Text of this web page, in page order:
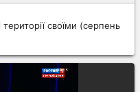
своїми (серпень